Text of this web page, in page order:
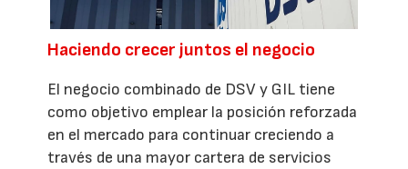
Haciendo crecer juntos el negocio
El negocio combinado de DSV y GIL tiene
como objetivo emplear la posición reforzada
en el mercado para continuar creciendo a
través de una mayor cartera de servicios